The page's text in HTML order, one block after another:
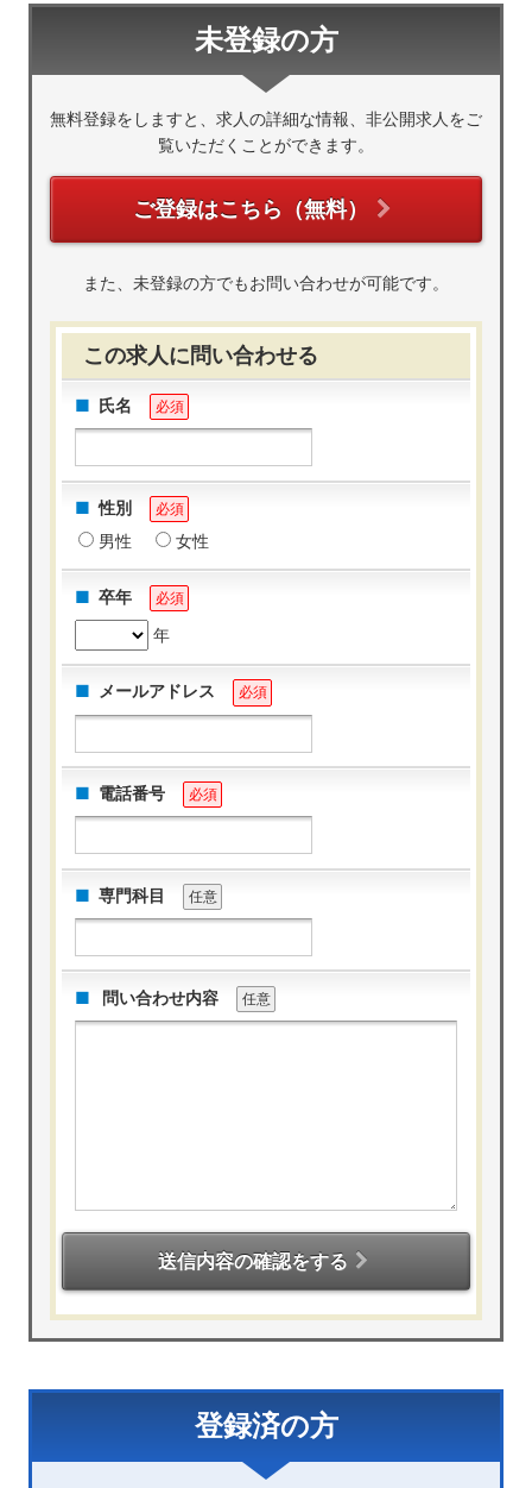
未登録の方
無料登録をしますと、求人の詳細な情報、非公開求人をご
覧いただくことができます。
ご登録はこちら（無料）
また、未登録の方でもお問い合わせが可能です。
この求人に問い合わせる
氏名 必須
性別 必須
男性 女性
卒年 必須
年
メールアドレス 必須
電話番号 必須
専門科目 任意
問い合わせ内容 任意
送信内容の確認をする
登録済の方